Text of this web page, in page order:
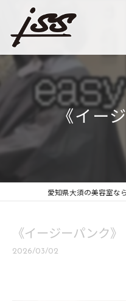
《イー
愛知県大須の美容室な
《イージーパンク》
2026/03/02